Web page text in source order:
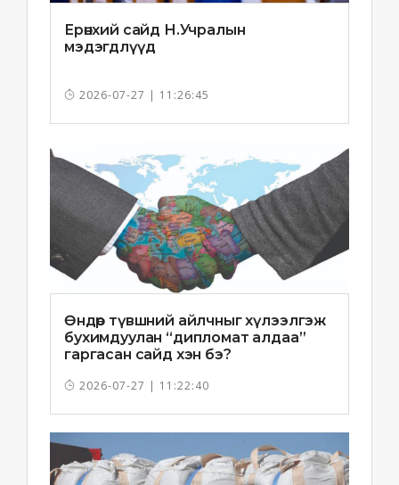
Ерөнхий сайд Н.Учралын
мэдэгдлүүд
2026-07-27 | 11:26:45
Өндөр түвшний айлчныг хүлээлгэж
бухимдуулан “дипломат алдаа”
гаргасан сайд хэн бэ?
2026-07-27 | 11:22:40